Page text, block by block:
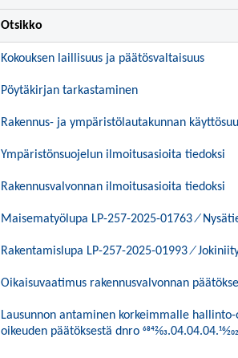
Otsikko
Kokouksen laillisuus ja päätösvaltaisuus
Pöytäkirjan tarkastaminen
Rakennus- ja ympäristölautakunnan
Ympäristönsuojelun ilmoitusasioita tiedoksi
Rakennusvalvonnan ilmoitusasioita tiedoksi
Maisematyölupa LP-257-2025-01763 ⁄
Rakentamislupa LP-257-2025-01993 ⁄
Oikaisuvaatimus rakennusvalvonnan
Lausunnon antaminen korkeimmalle
oikeuden päätöksestä dnro